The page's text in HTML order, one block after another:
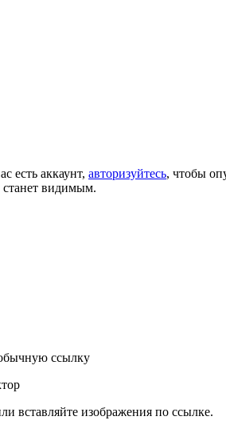
есть аккаунт, авторизуйтесь, чтобы
станет видимым.
ссылку
вставляйте изображения по ссылке.